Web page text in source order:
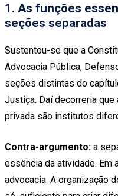
1. As funções
seções separadas
Sustentou-se que a
Advocacia Pública,
seções distintas do
Justiça. Daí decorreria
privada são institutos
Contra-argumento: a
essência da atividade.
advocacia. A organização